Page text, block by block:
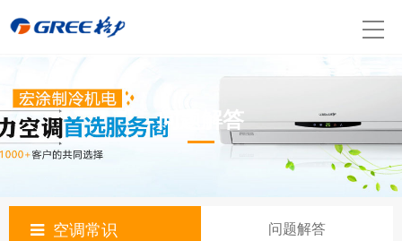
问题解答
空调常识 问题解答